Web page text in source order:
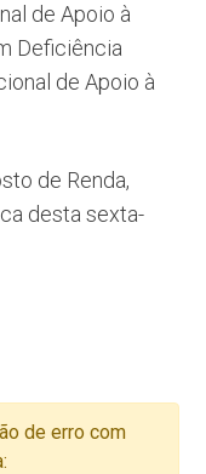
de Apoio à
Deficiência
de Apoio à
de Renda,
desta sexta-
de erro com